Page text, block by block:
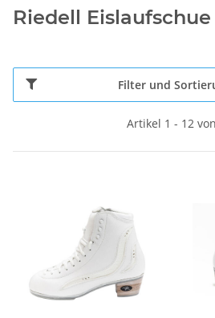
Riedell
Filter und
Artikel 1 - 12